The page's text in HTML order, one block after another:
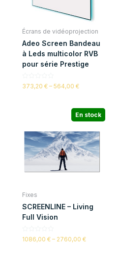
Écrans de vidéoprojection
Adeo Screen Bandeau
à Leds multicolor RVB
pour série Prestige
Note
0
373,20 € – 564,00 €
En stock
Fixes
SCREENLINE – Living
Full Vision
Note
1086,00 € – 2760,00 €